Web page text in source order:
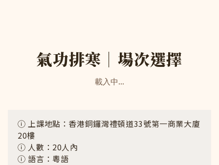
氣功排寒｜場次選擇
載入中...
ⓘ 上課地點：香港銅鑼灣禮頓道33號第一商業大廈
20樓
ⓘ 人數：20人內
ⓘ 語言：粵語